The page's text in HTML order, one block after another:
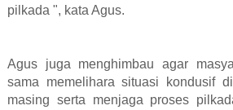
pilkada ", kata Agus.
Agus juga menghimbau agar
sama memelihara situasi kondusif
masing serta menjaga proses